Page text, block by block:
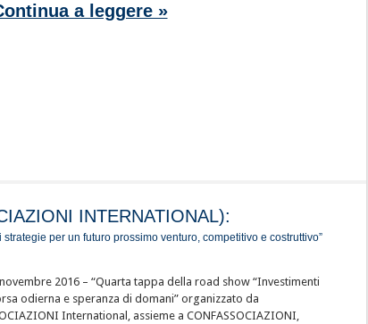
a leggere »
INTERNATIONAL):
per un futuro prossimo venturo, competitivo e costruttivo”
2016 – “Quarta tappa della road show “Investimenti
odierna e speranza di domani” organizzato da
International, assieme a CONFASSOCIAZIONI,